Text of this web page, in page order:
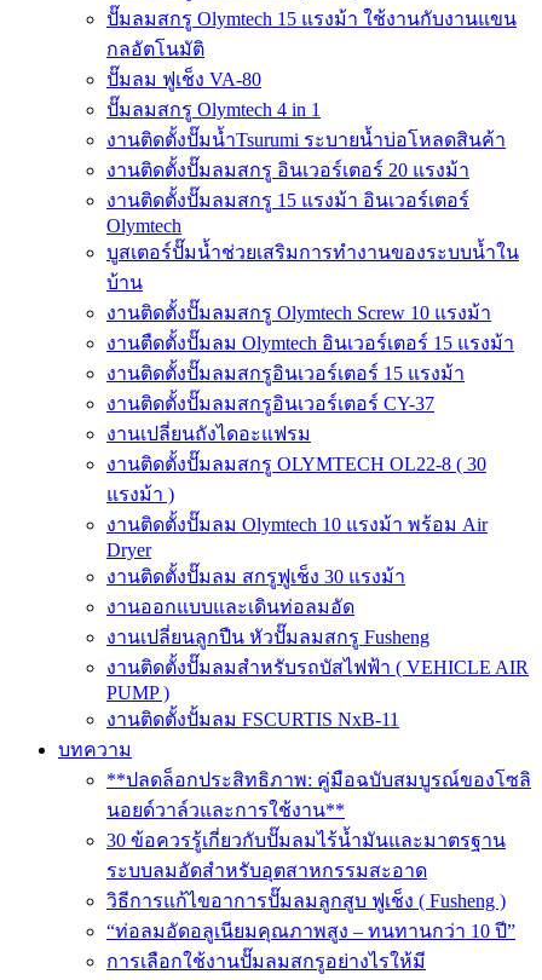
ปั๊มลมสกรู Olymtech 15 แรงม้า ใช้งานกับงานแขน
กลอัตโนมัติ
ปั๊มลม ฟูเช็ง VA-80
ปั๊มลมสกรู Olymtech 4 in 1
งานติดตั้งปั๊มน้ำTsurumi ระบายน้ำบ่อโหลดสินค้า
งานติดตั้งปั๊มลมสกรู อินเวอร์เตอร์ 20 แรงม้า
งานติดตั้งปั๊มลมสกรู 15 แรงม้า อินเวอร์เตอร์
Olymtech
บูสเตอร์ปั๊มน้ำช่วยเสริมการทำงานของระบบน้ำใน
บ้าน
งานติดตั้งปั๊มลมสกรู Olymtech Screw 10 แรงม้า
งานตืดตั้งปั๊มลม Olymtech อินเวอร์เตอร์ 15 แรงม้า
งานติดตั้งปั๊มลมสกรูอินเวอร์เตอร์ 15 แรงม้า
งานติดตั้งปั๊มลมสกรูอินเวอร์เตอร์ CY-37
งานเปลี่ยนถังไดอะแฟรม
งานติดตั้งปั๊มลมสกรู OLYMTECH OL22-8 ( 30
แรงม้า )
งานติดตั้งปั๊มลม Olymtech 10 แรงม้า พร้อม Air
Dryer
งานติดตั้งปั๊มลม สกรูฟูเช็ง 30 แรงม้า
งานออกแบบและเดินท่อลมอัด
งานเปลี่ยนลูกปืน หัวปั๊มลมสกรู Fusheng
งานติดตั้งปั๊มลมสำหรับรถบัสไฟฟ้า ( VEHICLE AIR
PUMP )
งานติดตั้งปั้มลม FSCURTIS NxB-11
บทความ
**ปลดล็อกประสิทธิภาพ: คู่มือฉบับสมบูรณ์ของโซลิ
นอยด์วาล์วและการใช้งาน**
30 ข้อควรรู้เกี่ยวกับปั๊มลมไร้น้ำมันและมาตรฐาน
ระบบลมอัดสำหรับอุตสาหกรรมสะอาด
วิธีการแก้ไขอาการปั๊มลมลูกสูบ ฟูเช็ง ( Fusheng )
“ท่อลมอัดอลูเนียมคุณภาพสูง – ทนทานกว่า 10 ปี”
การเลือกใช้งานปั๊มลมสกรูอย่างไรให้มี